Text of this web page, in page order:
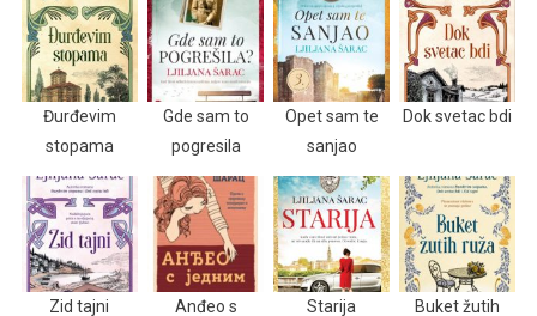
Đurđevim
stopama
Gde sam to
pogresila
Opet sam te
sanjao
Dok svetac bdi
Zid tajni
Anđeo s
Starija
Buket žutih